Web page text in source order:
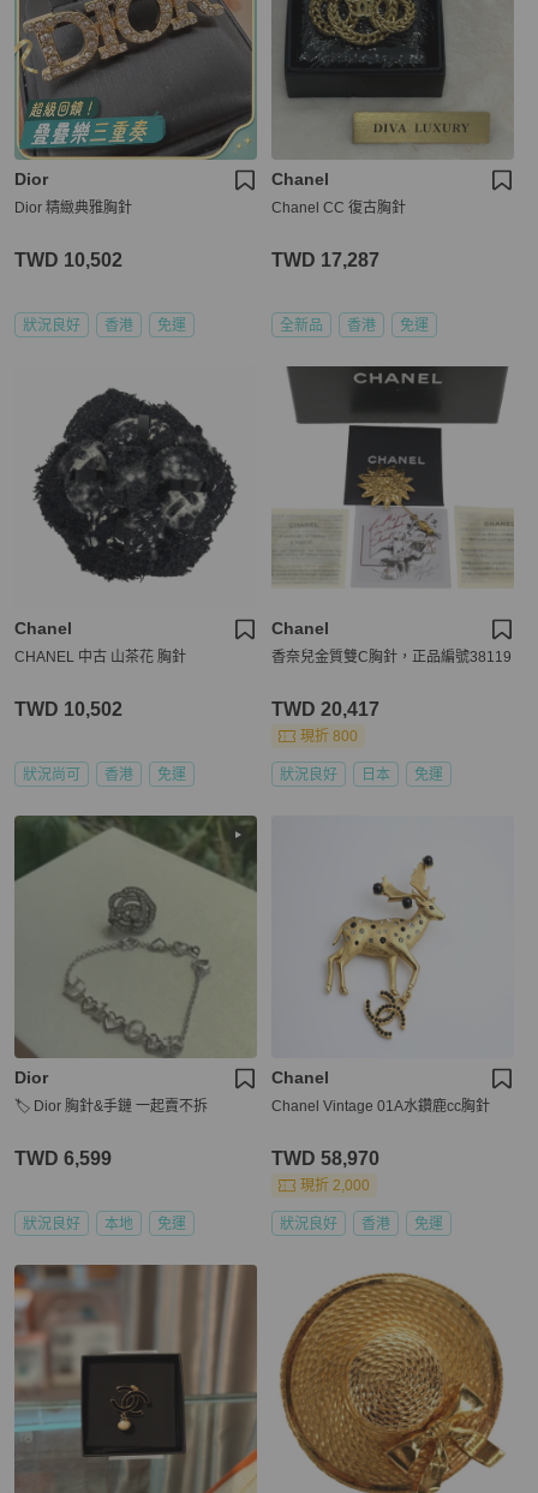
Dior
Dior 精緻典雅胸針
TWD 10,502
狀況良好 香港 免運
Chanel
Chanel CC 復古胸針
TWD 17,287
全新品 香港 免運
Chanel
CHANEL 中古 山茶花 胸針
TWD 10,502
狀況尚可 香港 免運
Chanel
香奈兒金質雙C胸針，正品編號38119
TWD 20,417
現折 800
狀況良好 日本 免運
Dior
🏷️ Dior 胸針&手鏈 一起賣不拆
TWD 6,599
狀況良好 本地 免運
Chanel
Chanel Vintage 01A水鑽鹿cc胸針
TWD 58,970
現折 2,000
狀況良好 香港 免運